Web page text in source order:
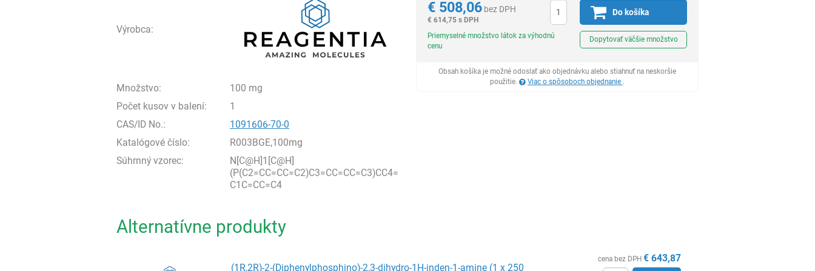
Výrobca:
Množstvo:
100 mg
Počet kusov v balení:
1
CAS/ID No.:
1091606-70-0
Katalógové číslo:
R003BGE,100mg
Súhrnný vzorec:
N[C@H]1[C@H]
(P(C2=CC=CC=C2)C3=CC=CC=C3)CC4=
C1C=CC=C4
€508,06 bez DPH
€ 614,75 s DPH
Ks
Do košíka
Priemyselné množstvo látok za výhodnú
cenu
Dopytovať väčšie množstvo
Obsah košíka je možné odoslať ako objednávku alebo stiahnuť na neskoršie
použitie.
Viac o spôsoboch objednanie .
Alternatívne produkty
(1R,2R)-2-(Diphenylphosphino)-2,3-dihydro-1H-inden-1-amine (1 x 250
cena bez DPH € 643,87